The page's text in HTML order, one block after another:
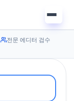
전문 에디터 검수